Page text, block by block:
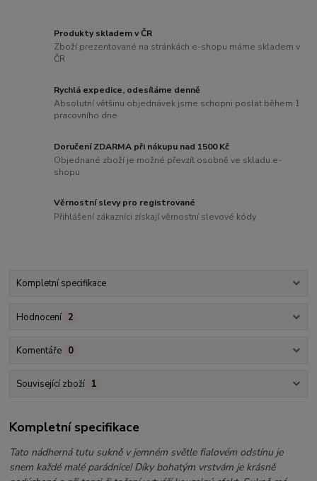
Produkty skladem v ČR
Zboží prezentované na stránkách e-shopu máme skladem v
ČR
Rychlá expedice, odesíláme denně
Absolutní většinu objednávek jsme schopni poslat během 1
pracovního dne
Doručení ZDARMA při nákupu nad 1500 Kč
Objednané zboží je možné převzít osobně ve skladu e-
shopu
Věrnostní slevy pro registrované
Přihlášení zákazníci získají věrnostní slevové kódy
Kompletní specifikace
Hodnocení 2
Komentáře 0
Související zboží 1
Kompletní specifikace
Tato nádherná tutu sukně v jemném světle fialovém odstínu je
snem každé malé parádnice! Díky bohatým vrstvám je krásně